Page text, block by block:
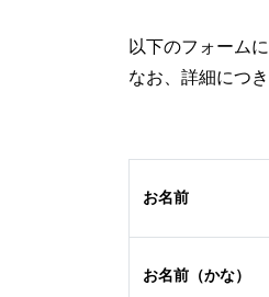
以下のフォーム
なお、詳細につ
お名前
お名前（かな）